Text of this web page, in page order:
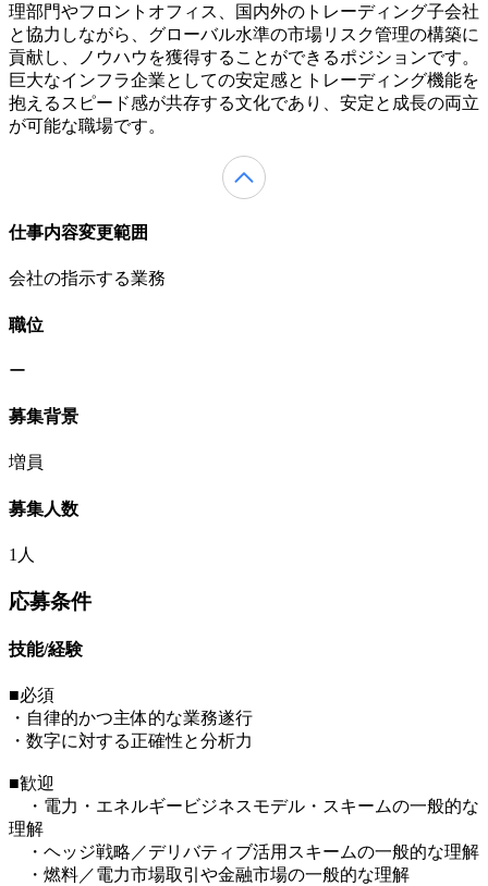
理部門やフロントオフィス、国内外のトレーディング子会社
と協力しながら、グローバル水準の市場リスク管理の構築に
貢献し、ノウハウを獲得することができるポジションです。
巨大なインフラ企業としての安定感とトレーディング機能を
抱えるスピード感が共存する文化であり、安定と成長の両立
が可能な職場です。
仕事内容変更範囲
会社の指示する業務
職位
ー
募集背景
増員
募集人数
1人
応募条件
技能/経験
■必須
・自律的かつ主体的な業務遂行
・数字に対する正確性と分析力
■歓迎
・電力・エネルギービジネスモデル・スキームの一般的な
理解
・ヘッジ戦略／デリバティブ活用スキームの一般的な理解
・燃料／電力市場取引や金融市場の一般的な理解